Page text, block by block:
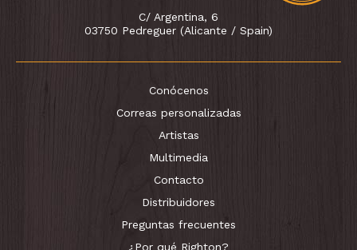
C/ Argentina, 6
03750 Pedreguer (Alicante / Spain)
Conócenos
Correas personalizadas
Artistas
Multimedia
Contacto
Distribuidores
Preguntas frecuentes
¿Por qué Righton?